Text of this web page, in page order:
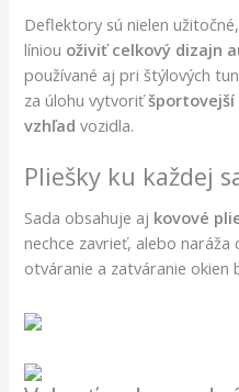
Deflektory sú nielen
líniou oživiť celkový dizajn
používané aj pri štýlových
za úlohu vytvoriťšportovejší
vzhľadvozidla.
Pliešky ku každej
Sada obsahuje aj kovové
nechce zavrieť, alebo
otváranie a zatváranie okien